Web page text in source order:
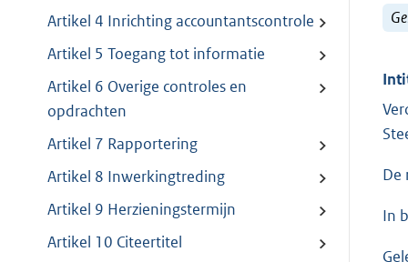
Artikel 4 Inrichting accountantscontrole
Artikel 5 Toegang tot informatie
Artikel 6 Overige controles en
opdrachten
Artikel 7 Rapportering
Artikel 8 Inwerkingtreding
Artikel 9 Herzieningstermijn
Artikel 10 Citeertitel
De
In